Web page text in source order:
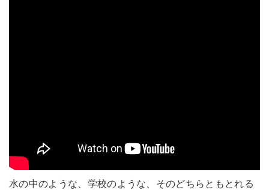
水の中のような、学校のような、そのどちらともとれる